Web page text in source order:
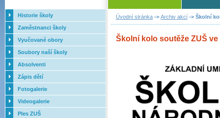
Úvodní stránka -> Archiv akcí -> Školní
Školní kolo soutěže ZUŠ ve
Historie školy
Zaměstnanci školy
Vyučované obory
Soubory naší školy
Absolventi
Zápis dětí
Fotogalerie
Videogalerie
Ples ZUŠ